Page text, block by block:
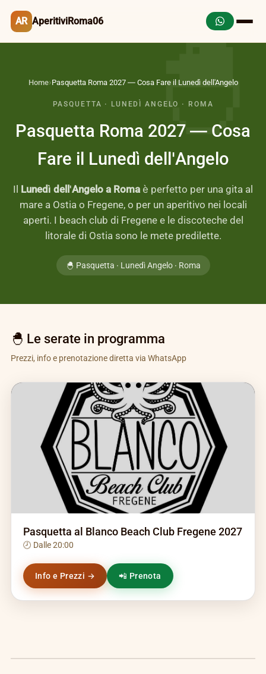
AR AperitiviRoma06
Home›Pasquetta Roma 2027 — Cosa Fare il Lunedì dell'Angelo
PASQUETTA · LUNEDÌ ANGELO · ROMA
Pasquetta Roma 2027 — Cosa
Fare il Lunedì dell'Angelo
Il Lunedì dell'Angelo a Roma è perfetto per una gita al
mare a Ostia o Fregene, o per un aperitivo nei locali
aperti. I beach club di Fregene e le discoteche del
litorale di Ostia sono le mete predilette.
🐣 Pasquetta · Lunedì Angelo · Roma
🐣 Le serate in programma
Prezzi, info e prenotazione diretta via WhatsApp
Pasquetta al Blanco Beach Club Fregene 2027
🕗 Dalle 20:00
Info e Prezzi → 📲 Prenota